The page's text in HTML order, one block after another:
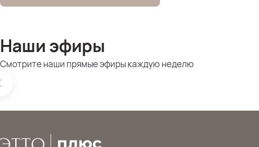
Наши эфиры
Смотрите наши прямые эфиры каждую неделю